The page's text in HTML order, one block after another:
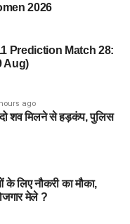
2026
Prediction Match 28:
Aug)
ago
शव मिलने से हड़कंप, पुलिस
लिए नौकरी का मौका,
मेले ?